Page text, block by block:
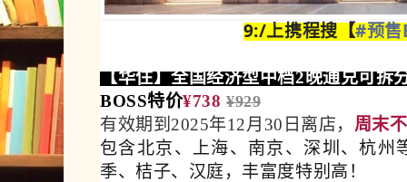
9:/上携程搜【#预
【华住】全国经济型中档2晚通兑可拆
BOSS特价¥738 ¥929
有效期到2025年12月30日离店， 周末
包含北京、上海、南京、深圳、杭州
季、桔子、汉庭，丰富度特别高！